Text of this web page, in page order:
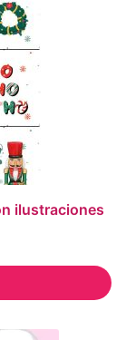
ilustraciones